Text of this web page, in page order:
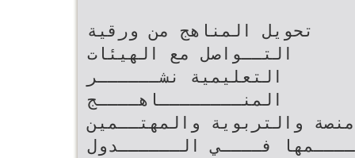
‫تحويل المناهج من ورقية‬
‫التــواصل مع الهيئات
التعليمية‬ ‫نشــــــر
المنــــــــاهــــج‬
‫والتربوية والمهتــمين
فــــي الــــــدول‬